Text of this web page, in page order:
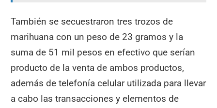
También se secuestraron tres trozos de
marihuana con un peso de 23 gramos y la
suma de 51 mil pesos en efectivo que serían
producto de la venta de ambos productos,
además de telefonía celular utilizada para llevar
a cabo las transacciones y elementos de